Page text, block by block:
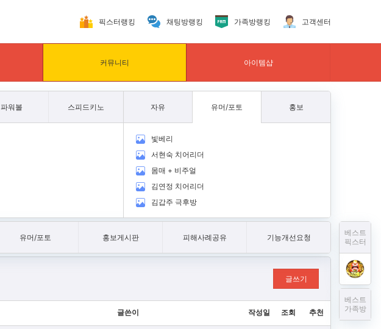
픽스터랭킹 채팅방랭킹 가족방랭킹 고객센터
커뮤니티 아이템샵
파워볼 스피드키노 자유 유머/포토 홍보
빛베리
서현숙 치어리더
몸매 + 비주얼
김연정 치어리더
김갑주 극후방
베스트
픽스터
베스트
가족방
유머/포토 홍보게시판 피해사례공유 기능개선요청
글쓰기
글쓴이 작성일 조회 추천